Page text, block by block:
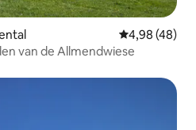
Gemiddelde
4,98 (48)
van de Allmendwiese